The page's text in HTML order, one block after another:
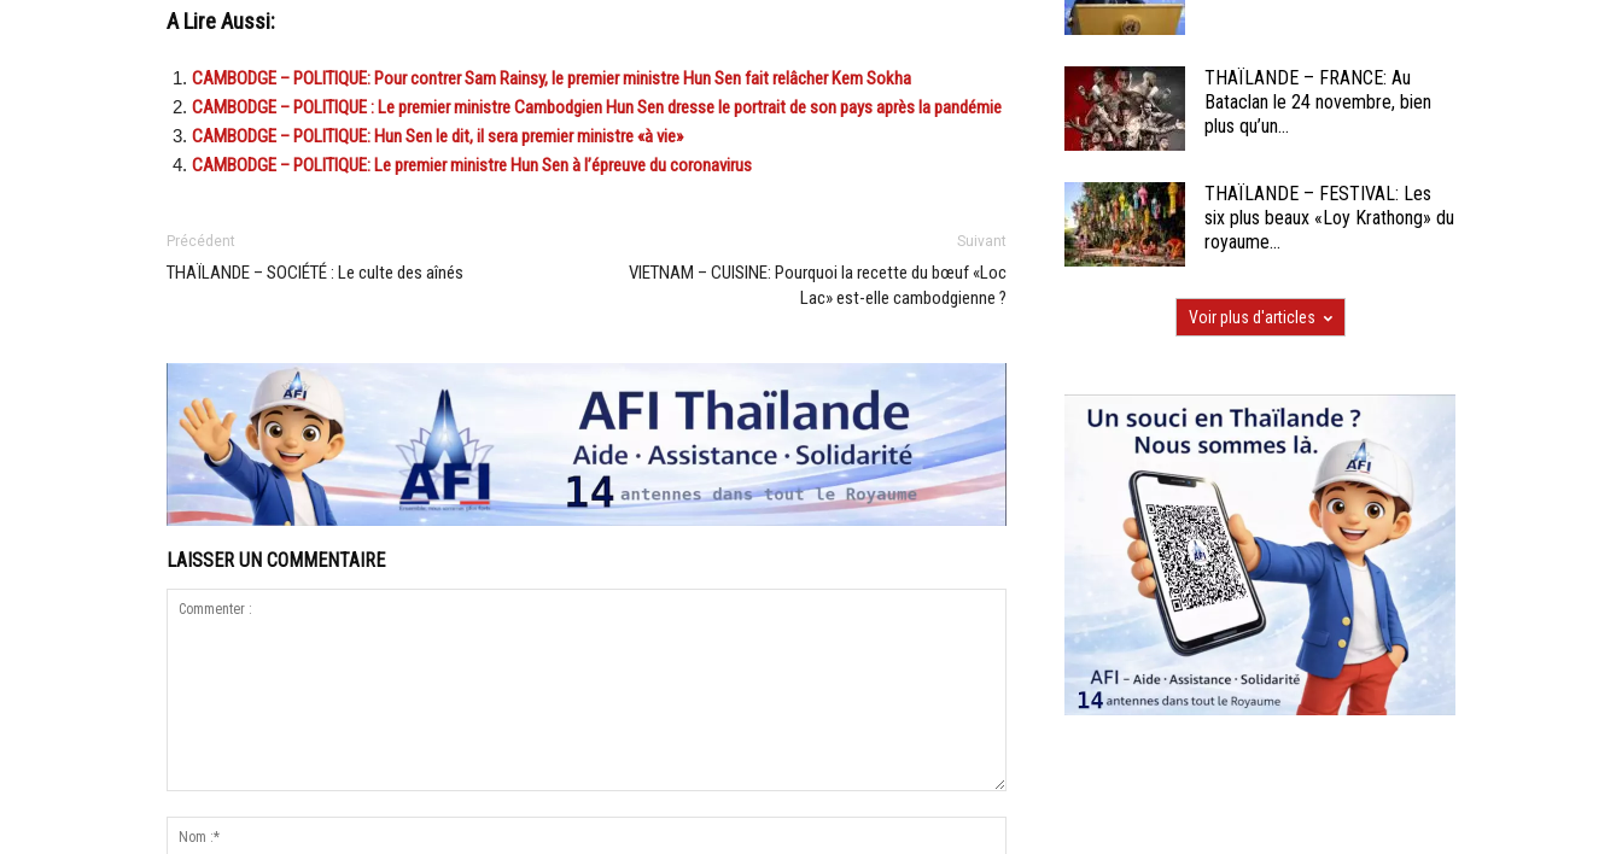
A Lire Aussi:
CAMBODGE – POLITIQUE: Pour contrer Sam Rainsy, le premier ministre Hun Sen fait relâcher Kem Sokha
CAMBODGE – POLITIQUE : Le premier ministre Cambodgien Hun Sen dresse le portrait de son pays après la pandémie
CAMBODGE – POLITIQUE: Hun Sen le dit, il sera premier ministre «à vie»
CAMBODGE – POLITIQUE: Le premier ministre Hun Sen à l’épreuve du coronavirus
Précédent
THAÏLANDE – SOCIÉTÉ : Le culte des aînés
Suivant
VIETNAM – CUISINE: Pourquoi la recette du bœuf «Loc
Lac» est-elle cambodgienne ?
LAISSER UN COMMENTAIRE
THAÏLANDE – FRANCE: Au
Bataclan le 24 novembre, bien
plus qu’un...
THAÏLANDE – FESTIVAL: Les
six plus beaux «Loy Krathong» du
royaume...
Voir plus d'articles